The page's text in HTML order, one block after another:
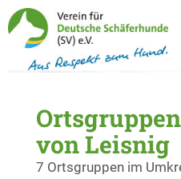
von Leisnig
7 Ortsgruppen im